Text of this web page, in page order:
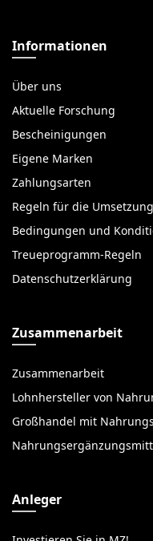
Informationen
Über uns
Aktuelle Forschung
Bescheinigungen
Eigene Marken
Zahlungsarten
Regeln für die Umsetzung
Bedingungen und
Treueprogramm-Regeln
Datenschutzerklärung
Zusammenarbeit
Zusammenarbeit
Lohnhersteller von
Großhandel mit
Anleger